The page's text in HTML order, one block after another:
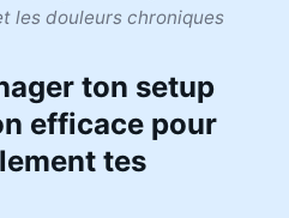
les douleurs chroniques
ton setup
efficace pour
tes